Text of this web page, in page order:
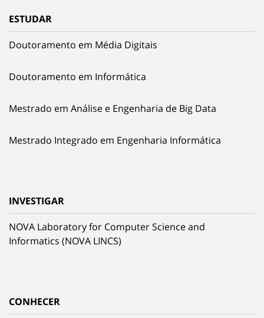
ESTUDAR
Doutoramento em Média Digitais
Doutoramento em Informática
Mestrado em Análise e Engenharia de Big Data
Mestrado Integrado em Engenharia Informática
INVESTIGAR
NOVA Laboratory for Computer Science and
Informatics (NOVA LINCS)
CONHECER